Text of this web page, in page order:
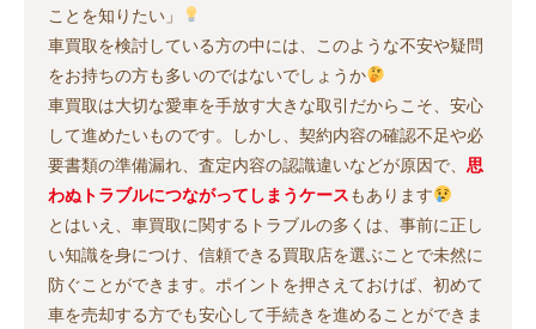
ことを知りたい」
車買取を検討している方の中には、このような不安や疑問
をお持ちの方も多いのではないでしょうか
車買取は大切な愛車を手放す大きな取引だからこそ、安心
して進めたいものです。しかし、契約内容の確認不足や必
要書類の準備漏れ、査定内容の認識違いなどが原因で、 思
わぬトラブルにつながってしまうケースもあります
とはいえ、車買取に関するトラブルの多くは、事前に正し
い知識を身につけ、信頼できる買取店を選ぶことで未然に
防ぐことができます。ポイントを押さえておけば、初めて
車を売却する方でも安心して手続きを進めることができま